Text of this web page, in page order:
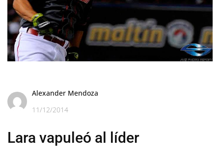
Alexander Mendoza
11/12/2014
Lara vapuleó al líder